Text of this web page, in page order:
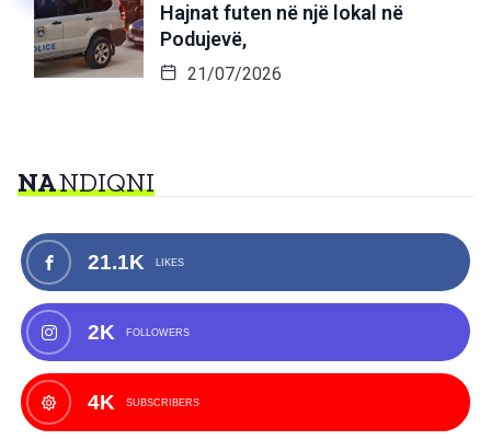
Hajnat futen në një lokal në
Podujevë,
21/07/2026
NANDIQNI
21.1K LIKES
2K FOLLOWERS
4K SUBSCRIBERS